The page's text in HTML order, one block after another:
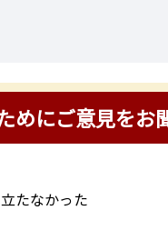
にご意見をお
たなかった